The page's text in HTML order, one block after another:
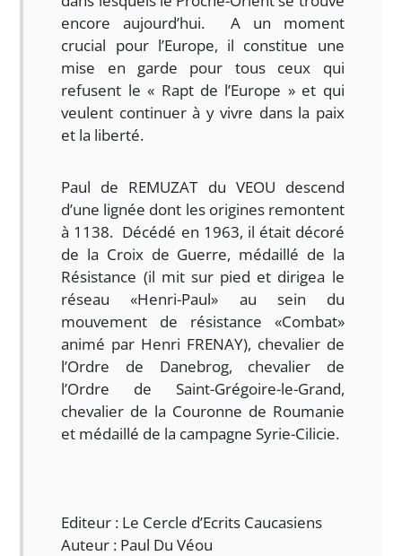
encore aujourd’hui. A un moment
crucial pour l’Europe, il constitue une
mise en garde pour tous ceux qui
refusent le « Rapt de l’Europe » et qui
veulent continuer à y vivre dans la paix
et la liberté.
Paul de REMUZAT du VEOU descend
d’une lignée dont les origines remontent
à 1138. Décédé en 1963, il était décoré
de la Croix de Guerre, médaillé de la
Résistance (il mit sur pied et dirigea le
réseau «Henri-Paul» au sein du
mouvement de résistance «Combat»
animé par Henri FRENAY), chevalier de
l’Ordre de Danebrog, chevalier de
l’Ordre de Saint-Grégoire-le-Grand,
chevalier de la Couronne de Roumanie
et médaillé de la campagne Syrie-Cilicie.
Editeur : Le Cercle d’Ecrits Caucasiens
Auteur : Paul Du Véou